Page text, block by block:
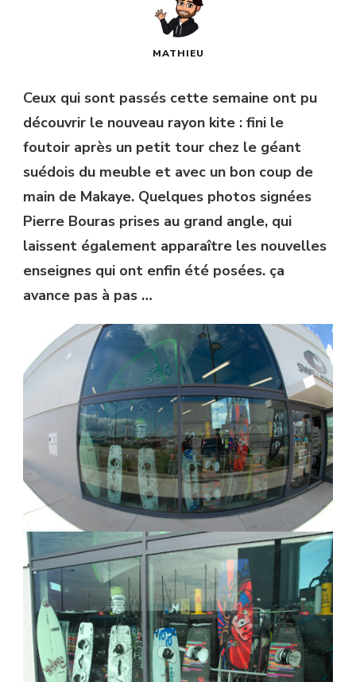
MATHIEU
Ceux qui sont passés cette semaine ont pu
découvrir le nouveau rayon kite : fini le
foutoir après un petit tour chez le géant
suédois du meuble et avec un bon coup de
main de Makaye. Quelques photos signées
Pierre Bouras prises au grand angle, qui
laissent également apparaître les nouvelles
enseignes qui ont enfin été posées. ça
avance pas à pas …